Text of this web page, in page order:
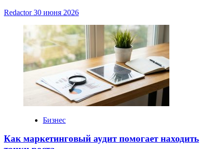
Redactor30 июня 2026
Бизнес
Как маркетинговый аудит помогает находить